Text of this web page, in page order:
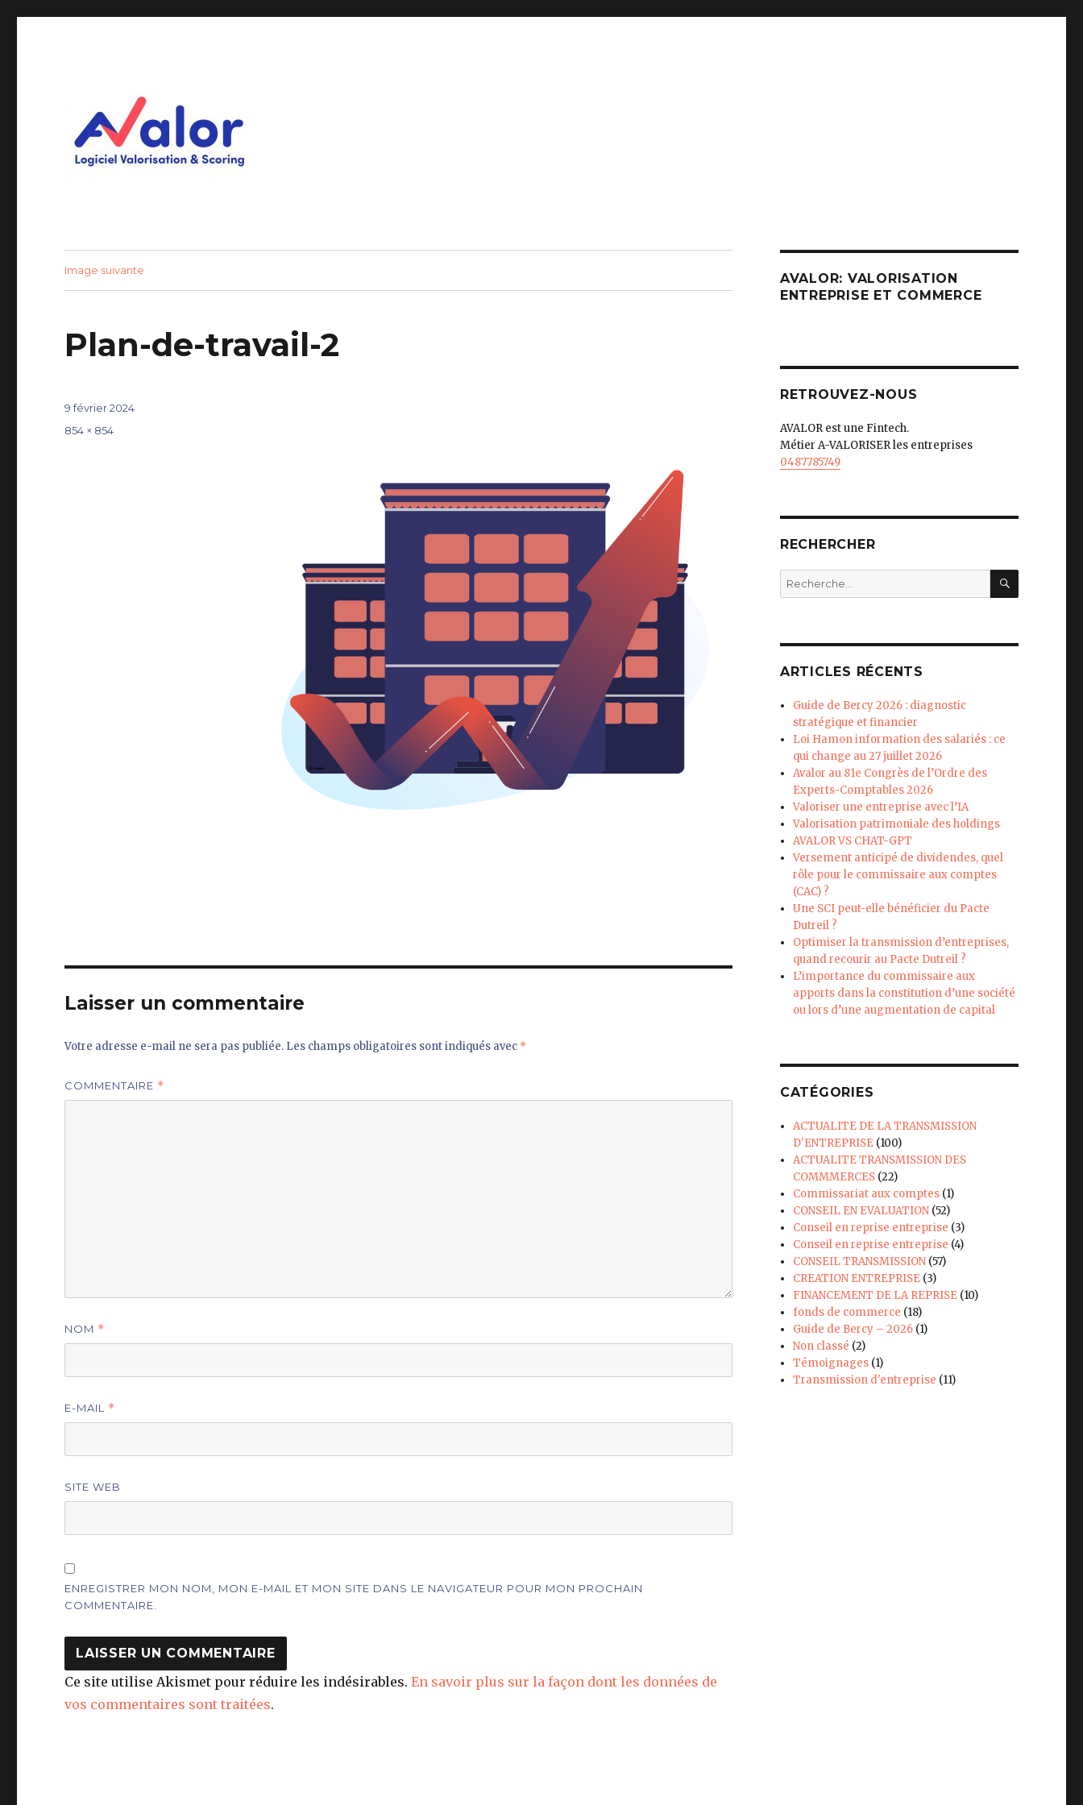
Image suivante
Plan-de-travail-2
Publié
9 février 2024
Taille
854 × 854
Laisser un commentaire
Votre adresse e-mail ne sera pas publiée. Les champs obligatoires sont indiqués avec *
COMMENTAIRE *
NOM *
E-MAIL *
SITE WEB
ENREGISTRER MON NOM, MON E-MAIL ET MON SITE DANS LE NAVIGATEUR POUR MON PROCHAIN
COMMENTAIRE.
Ce site utilise Akismet pour réduire les indésirables.En savoir plus sur la façon dont les données de
vos commentaires sont traitées.
AVALOR: VALORISATION
ENTREPRISE ET COMMERCE
RETROUVEZ-NOUS
AVALOR est une Fintech.
Métier A-VALORISER les entreprises
0487785749
RECHERCHER
Recherche
pour
ARTICLES RÉCENTS
Guide de Bercy 2026 : diagnostic
stratégique et financier
Loi Hamon information des salariés : ce
qui change au 27 juillet 2026
Avalor au 81e Congrès de l’Ordre des
Experts-Comptables 2026
Valoriser une entreprise avec l’IA
Valorisation patrimoniale des holdings
AVALOR VS CHAT-GPT
Versement anticipé de dividendes, quel
rôle pour le commissaire aux comptes
(CAC) ?
Une SCI peut-elle bénéficier du Pacte
Dutreil ?
Optimiser la transmission d’entreprises,
quand recourir au Pacte Dutreil ?
L’importance du commissaire aux
apports dans la constitution d’une société
ou lors d’une augmentation de capital
CATÉGORIES
ACTUALITE DE LA TRANSMISSION
D'ENTREPRISE (100)
ACTUALITE TRANSMISSION DES
COMMMERCES (22)
Commissariat aux comptes (1)
CONSEIL EN EVALUATION (52)
Conseil en reprise entreprise (3)
Conseil en reprise entreprise (4)
CONSEIL TRANSMISSION (57)
CREATION ENTREPRISE (3)
FINANCEMENT DE LA REPRISE (10)
fonds de commerce (18)
Guide de Bercy – 2026 (1)
Non classé (2)
Témoignages (1)
Transmission d'entreprise (11)